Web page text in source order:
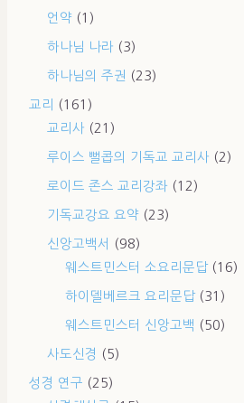
언약 (1)
하나님 나라 (3)
하나님의 주권 (23)
교리
(161)
교리사 (21)
루이스 뻘콥의 기독교 교리사 (2)
로이드 존스 교리강좌 (12)
기독교강요 요약 (23)
신앙고백서
(98)
웨스트민스터 소요리문답(16)
하이델베르크 요리문답(31)
웨스트민스터 신앙고백 (50)
사도신경 (5)
성경 연구 (25)